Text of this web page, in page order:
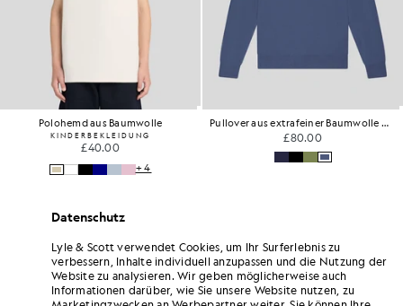
Polohemd aus Baumwolle
KINDERBEKLEIDUNG
£40.00
+4
Pullover aus extrafeiner Baumwolle mit Rundhalsausschnitt
£80.00
Datenschutz
Lyle & Scott verwendet Cookies, um Ihr Surferlebnis zu
verbessern, Inhalte individuell anzupassen und die Nutzung der
Website zu analysieren. Wir geben möglicherweise auch
Informationen darüber, wie Sie unsere Website nutzen, zu